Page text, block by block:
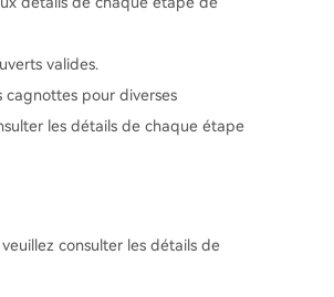
valides.
pour diverses
les détails de chaque étape
consulter les détails de